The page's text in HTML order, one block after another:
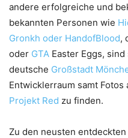
andere erfolgreiche und
bekannten Personen wie
Gronkh oder HandofBlood,
oder GTA Easter Eggs,
deutsche Großstadt
Entwicklerraum samt Fotos
Projekt Red zu finden.
Zu den neusten